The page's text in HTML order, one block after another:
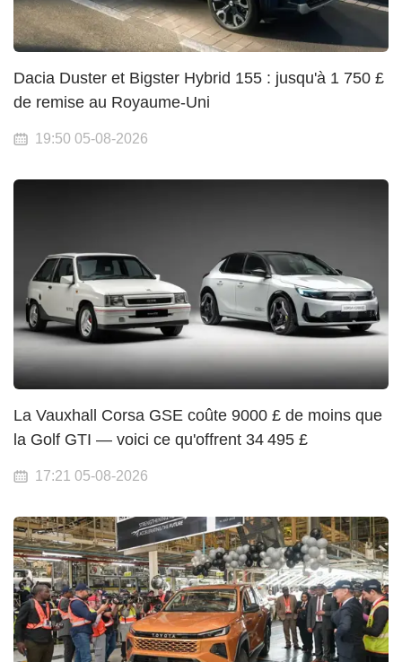
Dacia Duster et Bigster Hybrid 155 : jusqu'à 1 750 £
de remise au Royaume-Uni
19:50 05-08-2026
La Vauxhall Corsa GSE coûte 9000 £ de moins que
la Golf GTI — voici ce qu'offrent 34 495 £
17:21 05-08-2026